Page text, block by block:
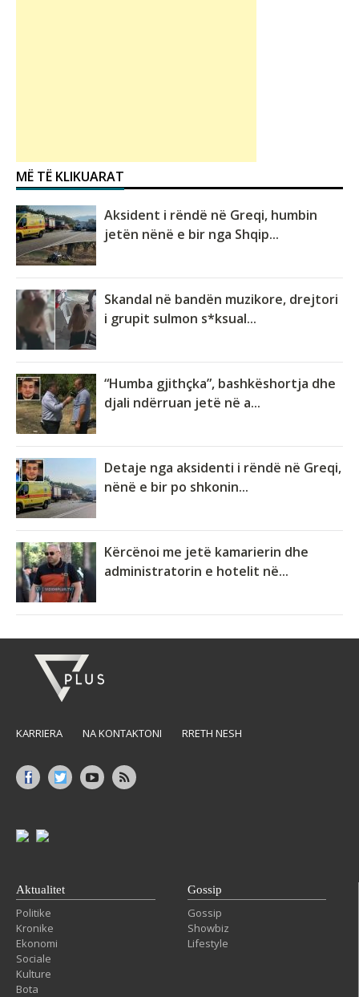
MË TË KLIKUARAT
Aksident i rëndë në Greqi, humbin
jetën nënë e bir nga Shqip...
Skandal në bandën muzikore, drejtori
i grupit sulmon s*ksual...
“Humba gjithçka”, bashkëshortja dhe
djali ndërruan jetë në a...
Detaje nga aksidenti i rëndë në Greqi,
nënë e bir po shkonin...
Kërcënoi me jetë kamarierin dhe
administratorin e hotelit në...
KARRIERA NA KONTAKTONI RRETH NESH
Aktualitet
Politike
Kronike
Ekonomi
Sociale
Kulture
Bota
Gossip
Gossip
Showbiz
Lifestyle